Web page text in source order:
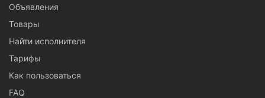
Объявления
Товары
Найти исполнителя
Тарифы
Как пользоваться
FAQ